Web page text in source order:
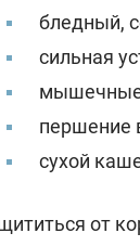
бледный,
сильная
мышечные
першение
сухой
от